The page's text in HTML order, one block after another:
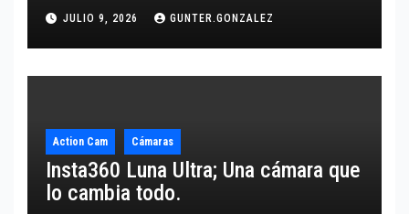
JULIO 9, 2026 GUNTER.GONZALEZ
Action Cam Cámaras
Insta360 Luna Ultra; Una cámara que
lo cambia todo.